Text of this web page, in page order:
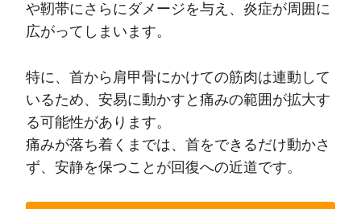
や靭帯にさらにダメージを与え、炎症が周囲に
広がってしまいます。
特に、首から肩甲骨にかけての筋肉は連動して
いるため、安易に動かすと痛みの範囲が拡大す
る可能性があります。
痛みが落ち着くまでは、首をできるだけ動かさ
ず、安静を保つことが回復への近道です。